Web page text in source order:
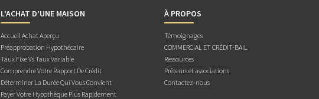
L’ACHAT D’UNE MAISON
Accueil Achat Aperçu
Préapprobation Hypothécaire
Taux Fixe Vs Taux Variable
Comprendre Votre Rapport De Crédit
Déterminer La Durée Qui Vous Convient
Payer Votre Hypothèque Plus Rapidement
À PROPOS
Témoignages
COMMERCIAL ET CRÉDIT-BAIL
Ressources
Prêteurs et associations
Contactez-nous